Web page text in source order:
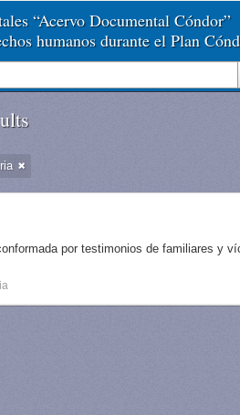
“Acervo Documental Cóndor”
humanos durante el Plan
por testimonios de familiares y